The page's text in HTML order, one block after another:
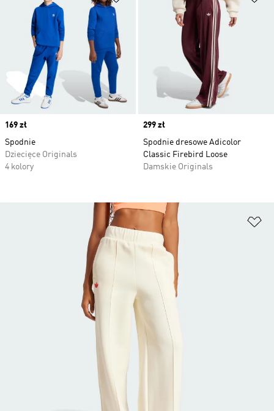
Price
169 zł
Spodnie
Dziecięce Originals
4 kolory
Price
299 zł
Spodnie dresowe Adicolor
Classic Firebird Loose
Damskie Originals